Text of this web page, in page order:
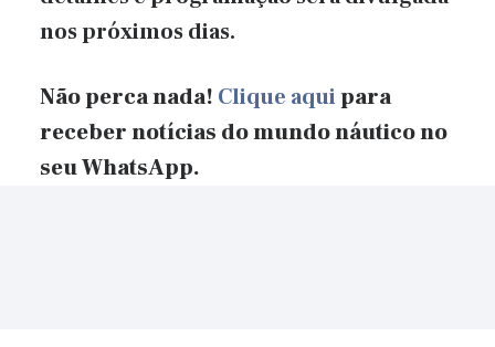
nos próximos dias.
Não perca nada! Clique aquipara
receber notícias do mundo náutico no
seu WhatsApp.